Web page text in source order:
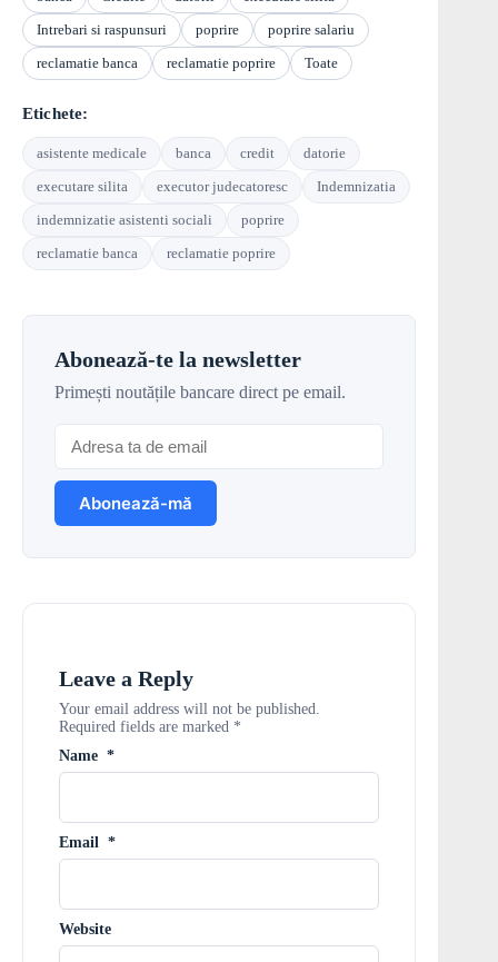
Intrebari si raspunsuri
poprire
poprire salariu
reclamatie banca
reclamatie poprire Toate
Etichete:
asistente medicale banca credit
datorie
executare silita
executor judecatoresc
Indemnizatia
indemnizatie asistenti sociali
poprire
reclamatie banca
reclamatie poprire
Abonează-te la newsletter
Primești noutățile bancare direct pe email.
Leave a Reply
Your email address will not be published.
Required fields are marked *
Name *
Email *
Website